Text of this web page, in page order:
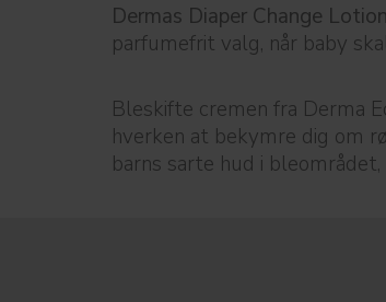
Dermas Diaper Change
parfumefrit valg, når baby
Bleskifte cremen fra Derma
hverken at bekymre dig om
barns sarte hud i